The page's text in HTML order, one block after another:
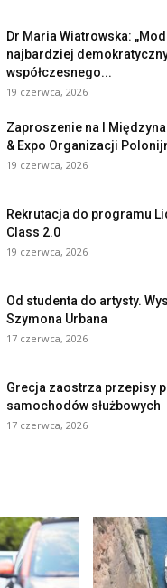
Dr Maria Wiatrowska:
najbardziej
współczesnego...
19 czerwca, 2026
Zaproszenie na I
& Expo Organizacji
19 czerwca, 2026
Rekrutacja do programu
Class 2.0
19 czerwca, 2026
Od studenta do artysty.
Szymona Urbana
17 czerwca, 2026
Grecja zaostrza przepisy
samochodów służbowych
17 czerwca, 2026